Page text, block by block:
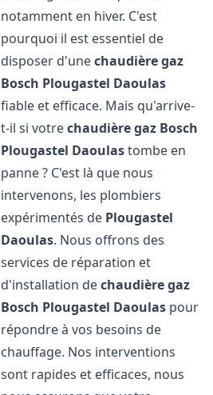
notamment en hiver. C'est
pourquoi il est essentiel de
disposer d'unechaudière gaz
Bosch Plougastel Daoulas
fiable et efficace. Mais qu'arrive-
t-il si votrechaudière gaz Bosch
Plougastel Daoulastombe en
panne ? C'est là que nous
intervenons, les plombiers
expérimentés de Plougastel
Daoulas. Nous offrons des
services de réparation et
d'installation dechaudière gaz
Bosch Plougastel Daoulas pour
répondre à vos besoins de
chauffage. Nos interventions
sont rapides et efficaces, nous